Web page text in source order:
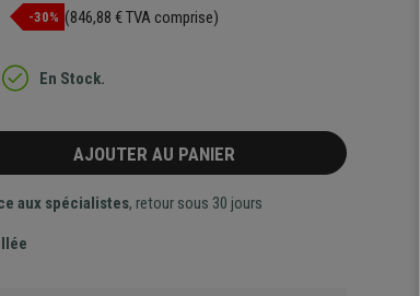
-30% (846,88 € TVA comprise)
En Stock.
AJOUTER AU PANIER
aux spécialistes, retour sous 30 jours